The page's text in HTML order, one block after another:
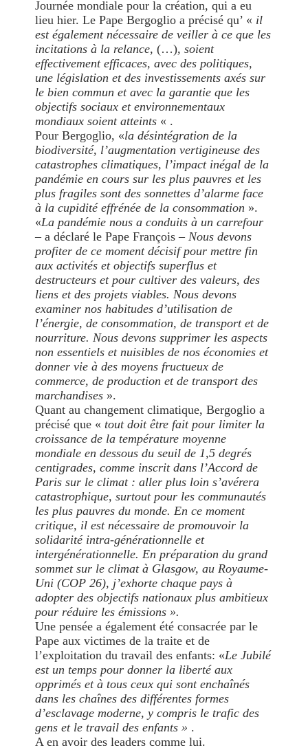
Journée mondiale pour la création, qui a eu
lieu hier. Le Pape Bergoglio a précisé qu’ « il
est également nécessaire de veiller à ce que les
incitations à la relance,(…), soient
effectivement efficaces, avec des politiques,
une législation et des investissements axés sur
le bien commun et avec la garantie que les
objectifs sociaux et environnementaux
mondiaux soient atteints « .
Pour Bergoglio, «la désintégration de la
biodiversité, l’augmentation vertigineuse des
catastrophes climatiques, l’impact inégal de la
pandémie en cours sur les plus pauvres et les
plus fragiles sont des sonnettes d’alarme face
à la cupidité effrénée de la consommation ».
«La pandémie nous a conduits à un carrefour
– a déclaré le Pape François –Nous devons
profiter de ce moment décisif pour mettre fin
aux activités et objectifs superflus et
destructeurs et pour cultiver des valeurs, des
liens et des projets viables. Nous devons
examiner nos habitudes d’utilisation de
l’énergie, de consommation, de transport et de
nourriture. Nous devons supprimer les aspects
non essentiels et nuisibles de nos économies et
donner vie à des moyens fructueux de
commerce, de production et de transport des
marchandises ».
Quant au changement climatique, Bergoglio a
précisé que « tout doit être fait pour limiter la
croissance de la température moyenne
mondiale en dessous du seuil de 1,5 degrés
centigrades, comme inscrit dans l’Accord de
Paris sur le climat : aller plus loin s’avérera
catastrophique, surtout pour les communautés
les plus pauvres du monde. En ce moment
critique, il est nécessaire de promouvoir la
solidarité intra-générationnelle et
intergénérationnelle. En préparation du grand
sommet sur le climat à Glasgow, au Royaume-
Uni (COP 26), j’exhorte chaque pays à
adopter des objectifs nationaux plus ambitieux
pour réduire les émissions ».
Une pensée a également été consacrée par le
Pape aux victimes de la traite et de
l’exploitation du travail des enfants: «Le Jubilé
est un temps pour donner la liberté aux
opprimés et à tous ceux qui sont enchaînés
dans les chaînes des différentes formes
d’esclavage moderne, y compris le trafic des
gens et le travail des enfants » .
A en avoir des leaders comme lui.